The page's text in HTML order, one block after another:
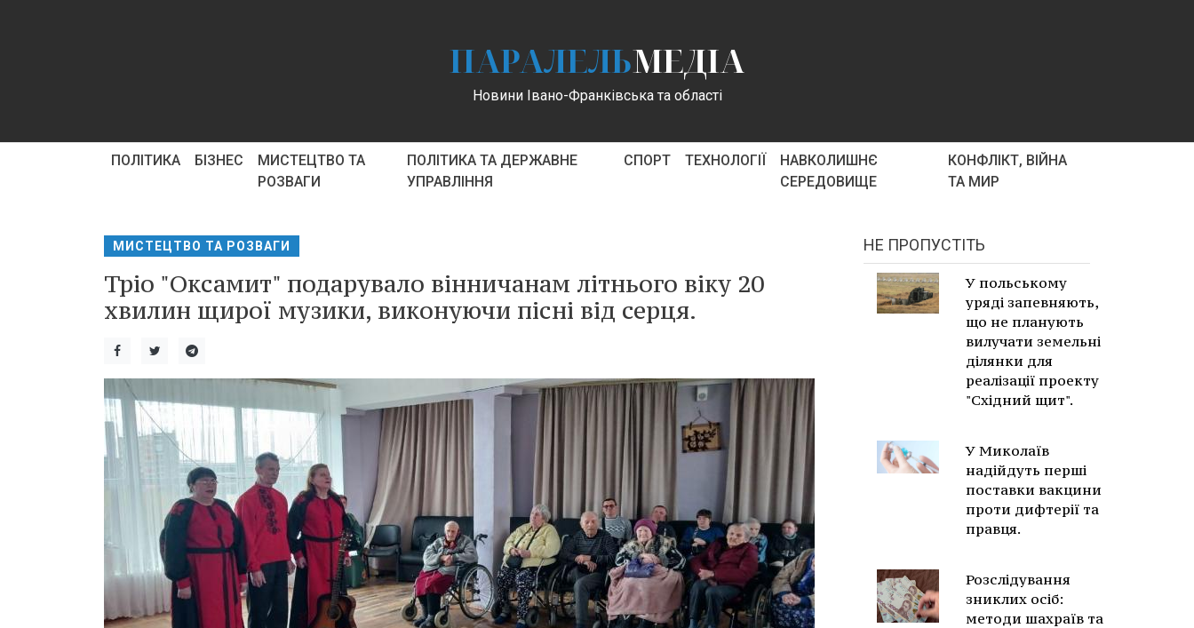
ПАРАЛЕЛЬМЕДІА
Новини Івано-Франківська та області
ПОЛІТИКА БІЗНЕС
МИСТЕЦТВО ТА
РОЗВАГИ
ПОЛІТИКА ТА ДЕРЖАВНЕ
УПРАВЛІННЯ
СПОРТ ТЕХНОЛОГІЇ
НАВКОЛИШНЄ
СЕРЕДОВИЩЕ
КОНФЛІКТ, ВІЙНА
ТА МИР
МИСТЕЦТВО ТА РОЗВАГИ
Тріо "Оксамит" подарувало вінничанам літнього віку 20
хвилин щирої музики, виконуючи пісні від серця.
НЕ ПРОПУСТІТЬ
У польському
уряді запевняють,
що не планують
вилучати земельні
ділянки для
реалізації проекту
"Східний щит".
У Миколаїв
надійдуть перші
поставки вакцини
проти дифтерії та
правця.
Розслідування
зниклих осіб:
методи шахраїв та